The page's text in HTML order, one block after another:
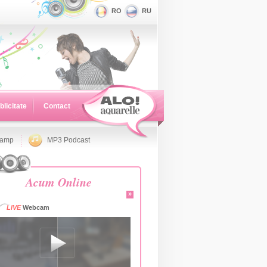
RO RU
Contact
MP3 Podcast
Acum Online
»
LIVEWebcam